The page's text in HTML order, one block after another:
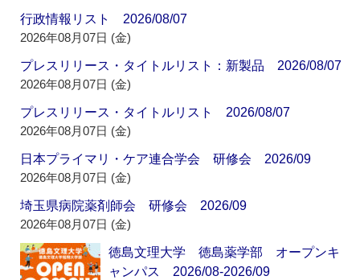
行政情報リスト 2026/08/07
2026年08月07日 (金)
プレスリリース・タイトルリスト：新製品 2026/08/07
2026年08月07日 (金)
プレスリリース・タイトルリスト 2026/08/07
2026年08月07日 (金)
日本プライマリ・ケア連合学会 研修会 2026/09
2026年08月07日 (金)
埼玉県病院薬剤師会 研修会 2026/09
2026年08月07日 (金)
徳島文理大学 徳島薬学部 オープンキ
ャンパス 2026/08-2026/09